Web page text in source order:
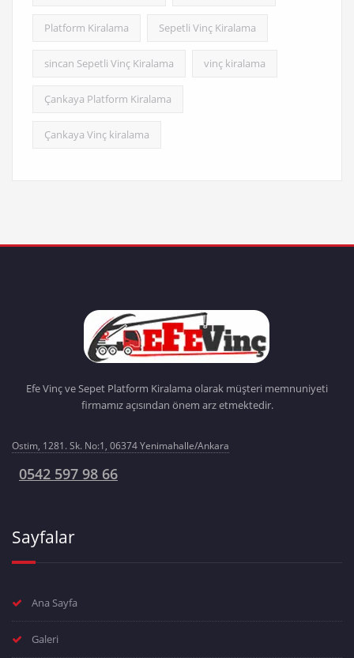
Platform Kiralama Sepetli Vinç Kiralama
sincan Sepetli Vinç Kiralama vinç kiralama
Çankaya Platform Kiralama
Çankaya Vinç kiralama
Efe Vinç ve Sepet Platform Kiralama olarak müşteri memnuniyeti
firmamız açısından önem arz etmektedir.
Ostim, 1281. Sk. No:1, 06374 Yenimahalle/Ankara
0542 597 98 66
Sayfalar
Ana Sayfa
Galeri